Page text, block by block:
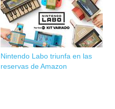
Nintendo Labo triunfa en las
reservas de Amazon